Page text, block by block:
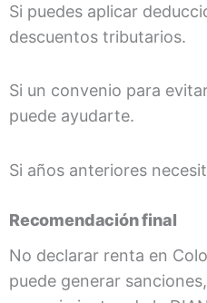
Si puedes aplicar
descuentos tributarios.
Si un convenio para
puede ayudarte.
Si años anteriores
Recomendación final
No declarar renta en
puede generar